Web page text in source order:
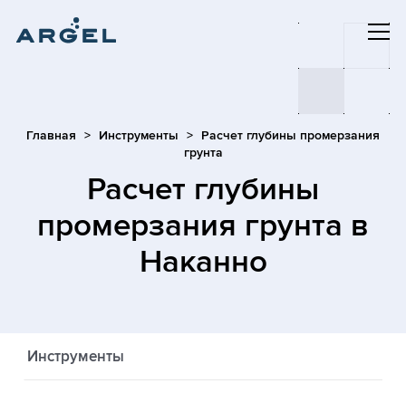
Главная Инструменты
Расчет глубины промерзания
грунта
Расчет глубины
промерзания грунта в
Наканно
Инструменты